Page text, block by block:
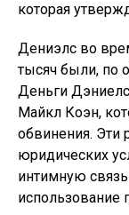
которая
Дениэлс во
тысяч были, по
Деньги
Майкл Коэн,
обвинения. Эти
юридических
интимную